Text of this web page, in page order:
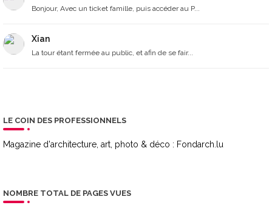
Bonjour, Avec un ticket famille, puis accéder au P...
Xian
La tour étant fermée au public, et afin de se fair...
LE COIN DES PROFESSIONNELS
Magazine d'architecture, art, photo & déco : Fondarch.lu
NOMBRE TOTAL DE PAGES VUES